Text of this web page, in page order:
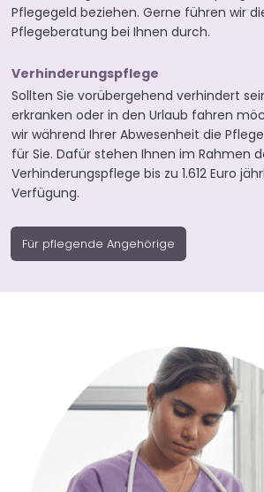
Pflegegeld beziehen. Gerne führen wir
Pflegeberatung bei Ihnen durch.
Verhinderungspflege
Sollten Sie vorübergehend verhindert
erkranken oder in den Urlaub fahren
wir während Ihrer Abwesenheit die
für Sie. Dafür stehen Ihnen im Rahmen
Verhinderungspflege bis zu 1.612 Euro
Verfügung.
Für pflegende Angehörige